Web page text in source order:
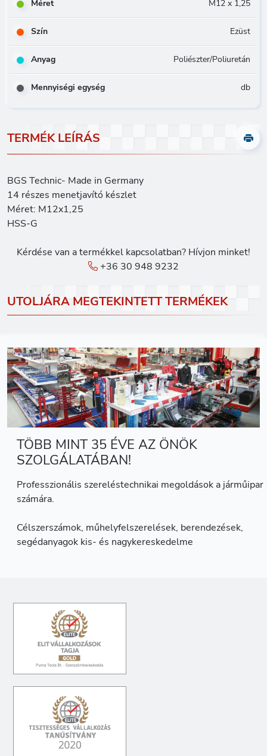
TERMÉK LEÍRÁS
BGS Technic- Made in Germany
14 részes menetjavító készlet
Méret: M12x1,25
HSS-G
Kérdése van a termékkel kapcsolatban? Hívjon minket!
+36 30 948 9232
Méret M12 x 1,25
Szín Ezüst
Anyag Poliészter/Poliuretán
Mennyiségi egység db
UTOLJÁRA MEGTEKINTETT TERMÉKEK
TÖBB MINT 35 ÉVE AZ ÖNÖK
SZOLGÁLATÁBAN!
Professzionális szereléstechnikai megoldások a járműipar
számára.
Célszerszámok, műhelyfelszerelések, berendezések,
segédanyagok kis- és nagykereskedelme